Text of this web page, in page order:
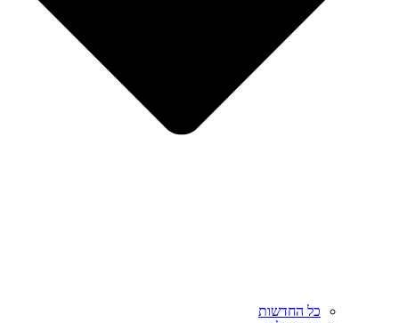
כל החדשות